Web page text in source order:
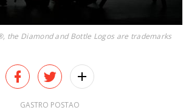
the Diamond and Bottle Logos are trademarks
GASTRO POSTAO